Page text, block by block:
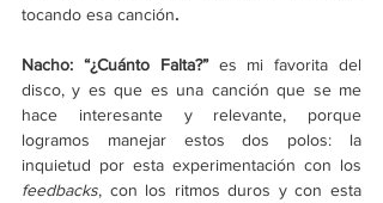
tocando esa canción.
Nacho: “¿Cuánto Falta?” es mi favorita del
disco, y es que es una canción que se me
hace interesante y relevante, porque
logramos manejar estos dos polos: la
feedbacks, con los ritmos duros y con esta